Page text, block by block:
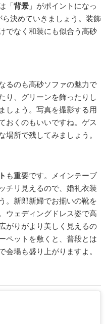
「背景 」がポイントになっ
決めていきましょう。装飾
でなく和装にも似合う高砂
るのも高砂ソファの魅力で
り、グリーンを飾ったりし
しょう。写真を撮影する用
おくのもいいですね。ゲス
場所で残してみましょう。
も重要です。メインテーブ
チリ見えるので、婚礼衣装
。新郎新婦でお揃いの靴を
ウェディングドレス姿で高
がりがより美しく見えるの
ペットを敷くと、普段とは
場も盛り上がりますよ。